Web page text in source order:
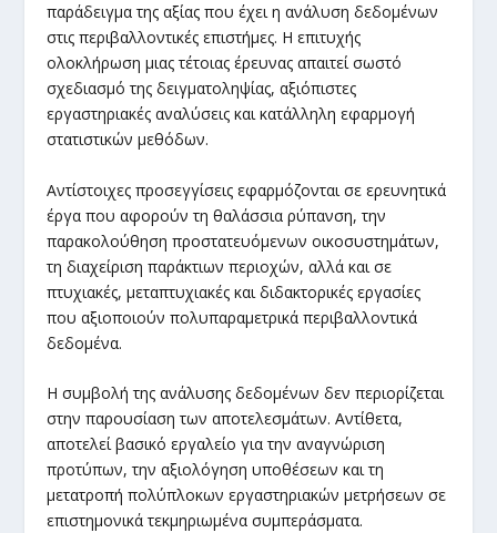
παράδειγμα της αξίας που έχει η ανάλυση δεδομένων
στις περιβαλλοντικές επιστήμες. Η επιτυχής
ολοκλήρωση μιας τέτοιας έρευνας απαιτεί σωστό
σχεδιασμό της δειγματοληψίας, αξιόπιστες
εργαστηριακές αναλύσεις και κατάλληλη εφαρμογή
στατιστικών μεθόδων.
Αντίστοιχες προσεγγίσεις εφαρμόζονται σε ερευνητικά
έργα που αφορούν τη θαλάσσια ρύπανση, την
παρακολούθηση προστατευόμενων οικοσυστημάτων,
τη διαχείριση παράκτιων περιοχών, αλλά και σε
πτυχιακές, μεταπτυχιακές και διδακτορικές εργασίες
που αξιοποιούν πολυπαραμετρικά περιβαλλοντικά
δεδομένα.
Η συμβολή της ανάλυσης δεδομένων δεν περιορίζεται
στην παρουσίαση των αποτελεσμάτων. Αντίθετα,
αποτελεί βασικό εργαλείο για την αναγνώριση
προτύπων, την αξιολόγηση υποθέσεων και τη
μετατροπή πολύπλοκων εργαστηριακών μετρήσεων σε
επιστημονικά τεκμηριωμένα συμπεράσματα.